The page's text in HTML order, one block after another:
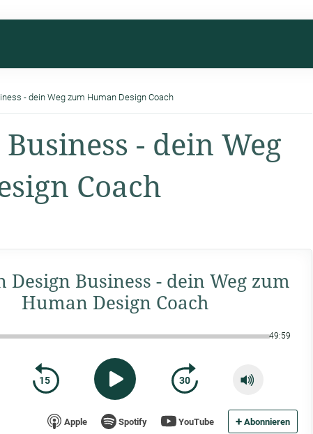
- dein Weg zum Human Design Coach
- dein Weg
Coach
Design Business - dein Weg zum
Human Design Coach
49:59
15 30
Apple Spotify YouTube + Abonnieren